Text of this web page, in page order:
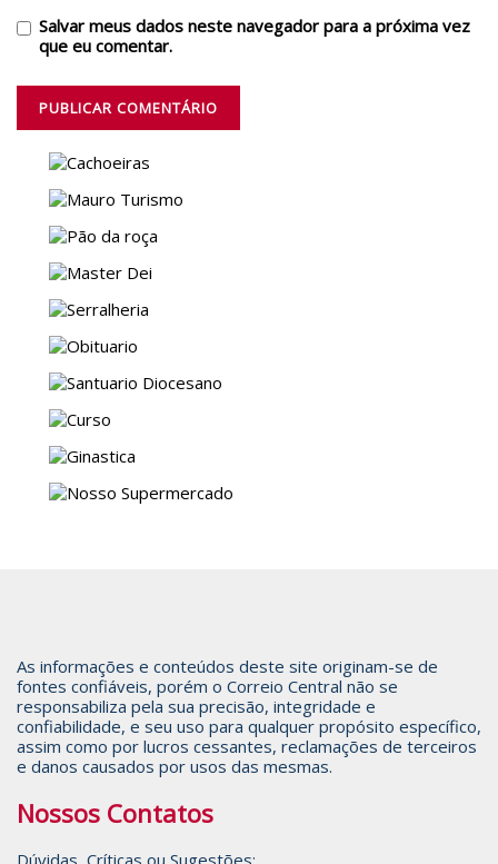
Salvar meus dados neste navegador para a próxima vez
que eu comentar.
As informações e conteúdos deste site originam-se de
fontes confiáveis, porém o Correio Central não se
responsabiliza pela sua precisão, integridade e
confiabilidade, e seu uso para qualquer propósito específico,
assim como por lucros cessantes, reclamações de terceiros
e danos causados por usos das mesmas.
Nossos Contatos